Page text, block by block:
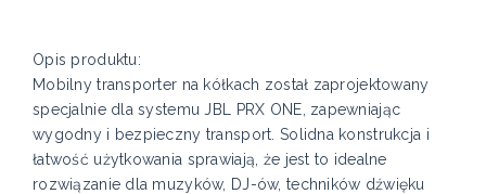
Opis produktu:
Mobilny transporter na kółkach został zaprojektowany
specjalnie dla systemu JBL PRX ONE, zapewniając
wygodny i bezpieczny transport. Solidna konstrukcja i
łatwość użytkowania sprawiają, że jest to idealne
rozwiązanie dla muzyków, DJ-ów, techników dźwięku